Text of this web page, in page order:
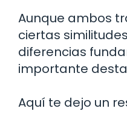
Aunque ambos
ciertas
diferencias
importante
Aquí te dejo un